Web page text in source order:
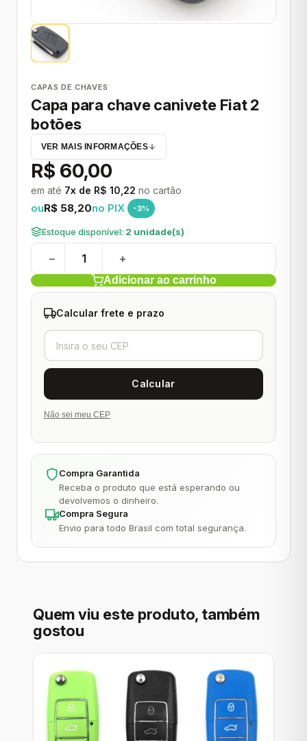
CAPAS DE CHAVES
Capa para chave canivete Fiat 2
botões
VER MAIS INFORMAÇÕES
R$ 60,00
em até 7x de R$ 10,22 no cartão
ouR$ 58,20no PIX -3%
Estoque disponível: 2 unidade(s)
− +
Adicionar ao carrinho
Calcular frete e prazo
Não sei meu CEP
Compra Garantida
Receba o produto que está esperando ou
devolvemos o dinheiro.
Compra Segura
Envio para todo Brasil com total segurança.
Quem viu este produto, também
gostou